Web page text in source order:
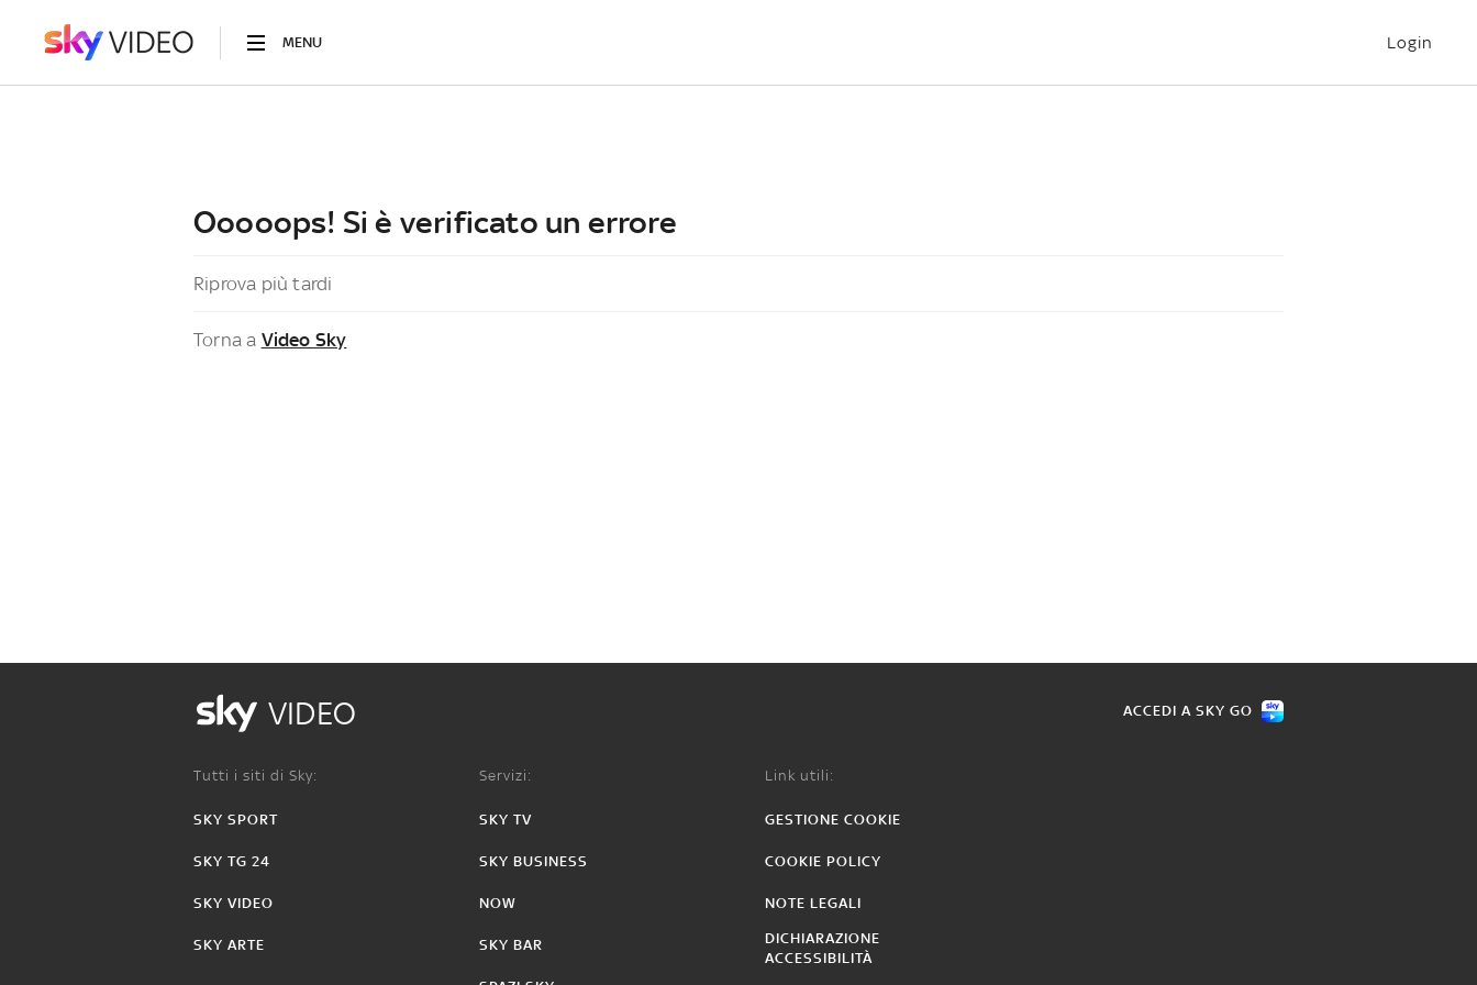
MENU Login
Ooooops! Si è verificato un errore
Riprova più tardi
Torna a Video Sky
VIDEO ACCEDI A SKY GO
Tutti i siti di Sky:
SKY SPORT
SKY TG 24
SKY VIDEO
SKY ARTE
Servizi:
SKY TV
SKY BUSINESS
NOW
SKY BAR
Link utili:
GESTIONE COOKIE
COOKIE POLICY
NOTE LEGALI
DICHIARAZIONE
ACCESSIBILITÀ